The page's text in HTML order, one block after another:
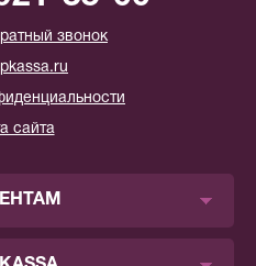
звонок
сайта